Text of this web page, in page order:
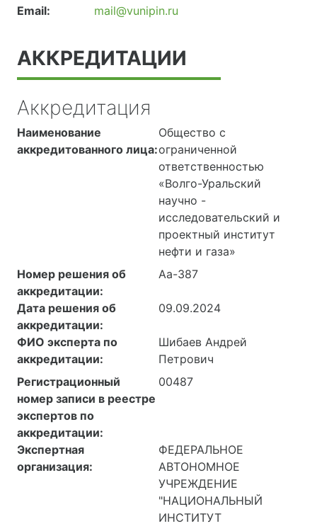
Email:
mail@vunipin.ru
АККРЕДИТАЦИИ
Аккредитация
Наименование
аккредитованного лица:
Общество с
ограниченной
ответственностью
«Волго-Уральский
научно -
исследовательский и
проектный институт
нефти и газа»
Номер решения об
аккредитации:
Аа-387
Дата решения об
аккредитации:
09.09.2024
ФИО эксперта по
аккредитации:
Шибаев Андрей
Петрович
Регистрационный
номер записи в реестре
экспертов по
аккредитации:
00487
Экспертная
организация:
ФЕДЕРАЛЬНОЕ
АВТОНОМНОЕ
УЧРЕЖДЕНИЕ
"НАЦИОНАЛЬНЫЙ
ИНСТИТУТ